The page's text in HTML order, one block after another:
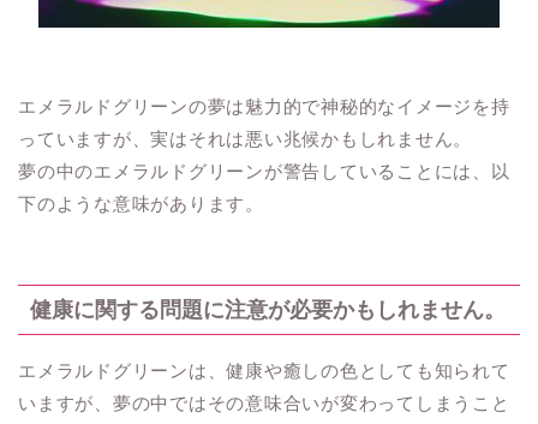
エメラルドグリーンの夢は魅力的で神秘的なイメージを持
っていますが、実はそれは悪い兆候かもしれません。
夢の中のエメラルドグリーンが警告していることには、以
下のような意味があります。
健康に関する問題に注意が必要かもしれません。
エメラルドグリーンは、健康や癒しの色としても知られて
いますが、夢の中ではその意味合いが変わってしまうこと